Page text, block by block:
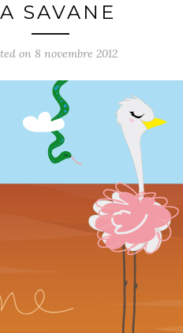
SAVANE
on 8 novembre 2012